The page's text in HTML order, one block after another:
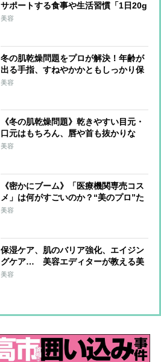
サポートする食事や生活習慣「1日20g
の油脂を」「外出時はマスクで保湿」
美容
冬の肌乾燥問題をプロが解決！年齢が
出る手指、すねやかかともしっかり保
湿「調理中はこまめに手を拭く」のも
美容
《冬の肌乾燥問題》乾きやすい目元・
口元はもちろん、唇や首も抜かりな
く！ブースターを活用、ドラッグスト
美容
《密かにブーム》「医療機関専売コス
メ」は何がすごいのか？“美のプロ”た
ちが選んだ逸品とその理由
美容
保湿ケア、肌のバリア強化、エイジン
グケア… 美容エディターが教える美
肌にマストな「美容成分」は？
美容